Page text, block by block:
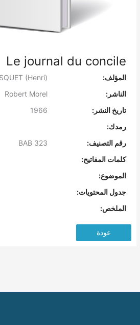
Le journal du concile
المؤلف:
الناشر:
Robert Morel
تاريخ النشر:
رمدك:
رقم التصنيف:
كلمات المفاتيح:
الموضوع:
جدول المحتويات:
الملخص:
عودة